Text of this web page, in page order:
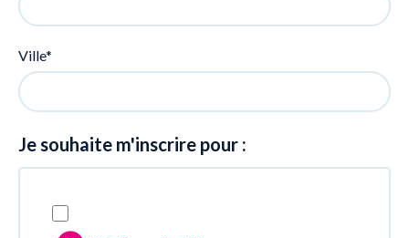
Ville*
Je souhaite m'inscrire pour :